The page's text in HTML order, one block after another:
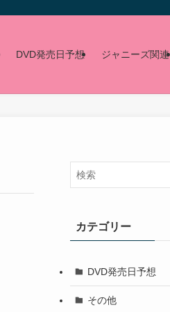
DVD発売日予想 ジャニーズ関連
カテゴリー
DVD発売日予想
その他